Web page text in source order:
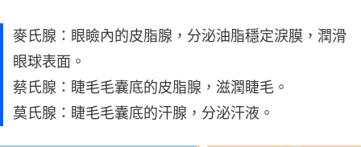
麥氏腺：眼瞼內的皮脂腺，分泌油脂穩定淚膜，潤滑
眼球表面。
蔡氏腺：睫毛毛囊底的皮脂腺，滋潤睫毛。
莫氏腺：睫毛毛囊底的汗腺，分泌汗液。